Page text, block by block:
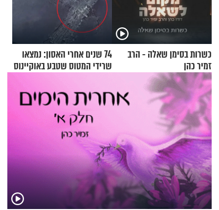
כשרות בסימן שאלה - הרב
זמיר כהן
74 שנים אחרי האסון: נמצאו
שרידי המטוס שטבע באוקיינוס